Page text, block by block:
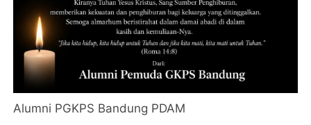
Alumni PGKPS Bandung PDAM